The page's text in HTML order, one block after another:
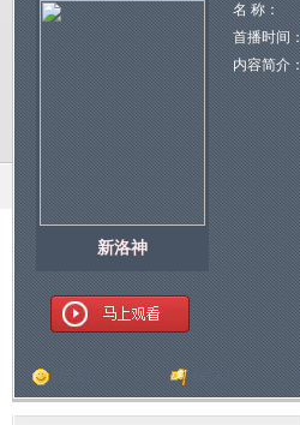
新洛神
名 称：
首播时间：
内容简介：